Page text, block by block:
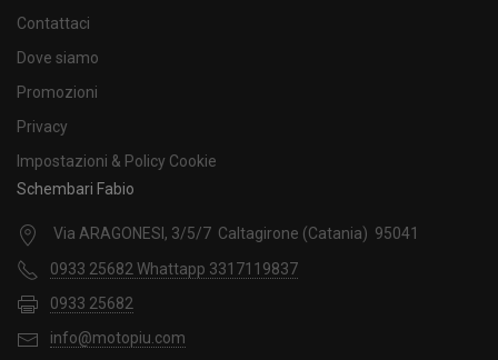
Contattaci
Dove siamo
Promozioni
Privacy
Impostazioni & Policy Cookie
Schembari Fabio
Via ARAGONESI, 3/5/7 Caltagirone (Catania) 95041
0933 25682 Whattapp 3317119837
0933 25682
info@motopiu.com